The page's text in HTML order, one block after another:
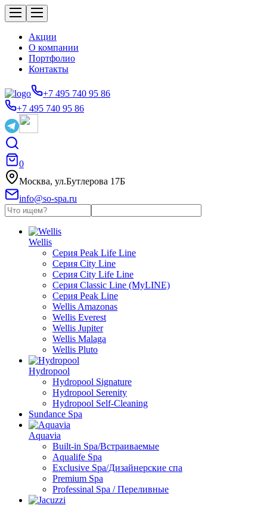
Акции
О компании
Портфолио
Контакты
+7 495 740 95 86
+7 495 740 95 86
0
Москва, ул.Бутлерова 17Б
info@so-spa.ru
Wellis
Серия Peak Life Line
Серия City Line
Серия City Life Line
Серия Classic Line (MyLINE)
Серия Peak Line
Wellis Amazonas
Wellis Everest
Wellis Jupiter
Wellis Malaga
Wellis Pluto
Hydropool
Hydropool Signature
Hydropool Serenity
Hydropool Self-Сleaning
Sundance Spa
Aquavia
Built-in Spa/Встраиваемые
Aqualife Spa
Exclusive Spa/Дизайнерские спа
Premium Spa
Professinal Spa / Переливные